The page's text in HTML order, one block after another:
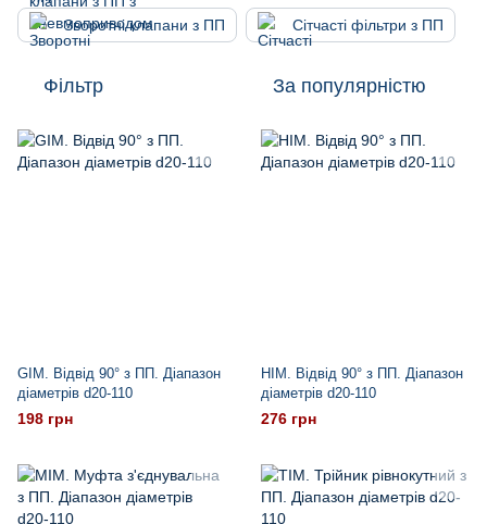
Зворотні клапани з ПП Сітчасті фільтри з ПП
Фільтр За популярністю
GIM. Відвід 90° з ПП. Діапазон
діаметрів d20-110
198 грн
HIM. Відвід 90° з ПП. Діапазон
діаметрів d20-110
276 грн